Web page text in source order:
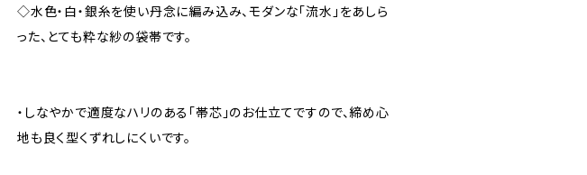
◇水色・白・銀糸を使い丹念に編み込み、モダンな「流水」をあしら
った、とても粋な紗の袋帯です。
・しなやかで適度なハリのある「帯芯」のお仕立てですので、締め心
地も良く型くずれしにくいです。